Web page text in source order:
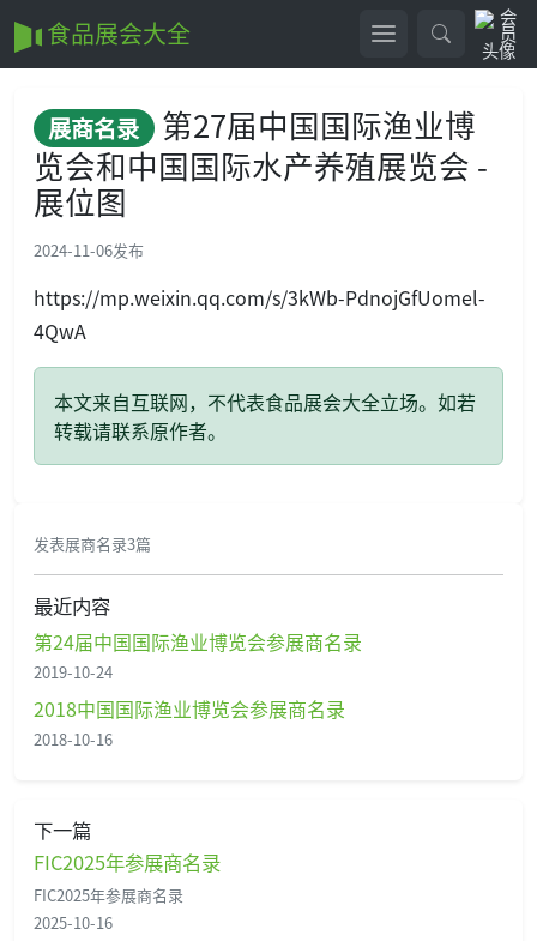
食品展会大全
展商名录 第27届中国国际渔业博
览会和中国国际水产养殖展览会 -
展位图
2024-11-06发布
https://mp.weixin.qq.com/s/3kWb-PdnojGfUomel-
4QwA
本文来自互联网，不代表食品展会大全立场。如若
转载请联系原作者。
发表展商名录3篇
最近内容
第24届中国国际渔业博览会参展商名录
2019-10-24
2018中国国际渔业博览会参展商名录
2018-10-16
下一篇
FIC2025年参展商名录
FIC2025年参展商名录
2025-10-16